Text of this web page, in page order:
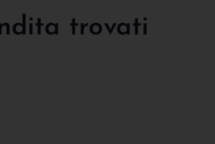
trovati